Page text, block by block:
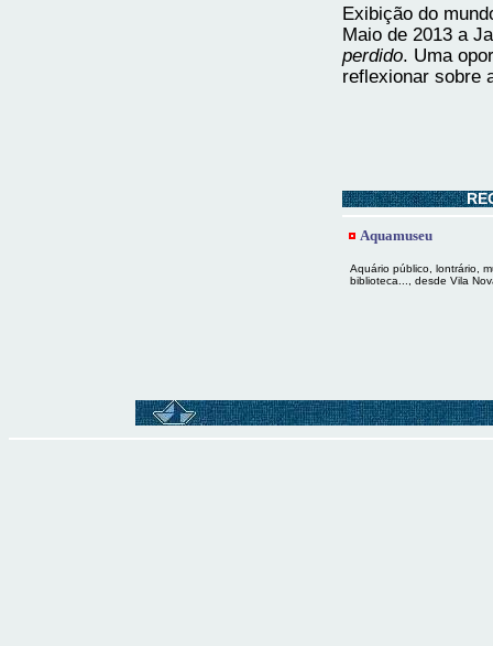
Exibição do
Maio de 2013 a
perdido. Uma
reflexionar sobre
Aquamuseu
Aquário público, lontrário,
biblioteca..., desde Vila